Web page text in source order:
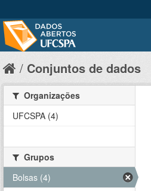
Conjuntos de dados
Organizações
UFCSPA (4)
Grupos
Bolsas (4)